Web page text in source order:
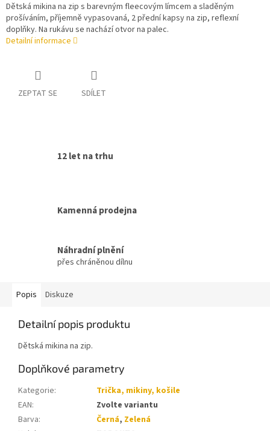
Dětská mikina na zip s barevným fleecovým límcem a sladěným
prošíváním, příjemně vypasovaná, 2 přední kapsy na zip, reflexní
doplňky. Na rukávu se nachází otvor na palec.
Detailní informace
ZEPTAT SE SDÍLET
12 let na trhu
Kamenná prodejna
Náhradní plnění
přes chráněnou dílnu
Popis Diskuze
Detailní popis produktu
Dětská mikina na zip.
Doplňkové parametry
Kategorie:
Trička, mikiny, košile
EAN:
Zvolte variantu
Barva: Černá, Zelená